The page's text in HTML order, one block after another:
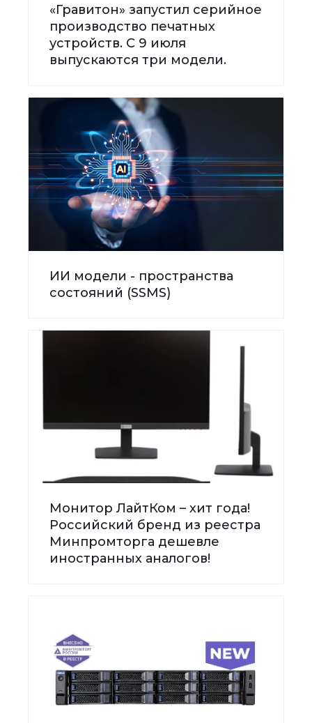
«Гравитон» запустил серийное
производство печатных
устройств. С 9 июля
выпускаются три модели.
ИИ модели - пространства
состояний (SSMS)
Монитор ЛайтКом – хит года!
Российский бренд из реестра
Минпромторга дешевле
иностранных аналогов!